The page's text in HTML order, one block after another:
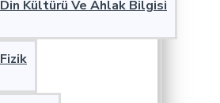
Din Kültürü Ve Ahlak Bilgisi
Fizik